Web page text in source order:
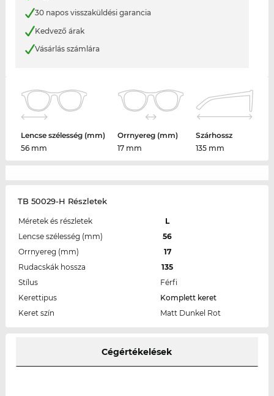
30 napos visszaküldési garancia
Kedvező árak
Vásárlás számlára
Lencse szélesség (mm)
56 mm
Orrnyereg (mm)
17 mm
Szárhossz
135 mm
TB 50029-H Részletek
Méretek és részletek
L
Lencse szélesség (mm)
56
Orrnyereg (mm)
17
Rudacskák hossza
135
Stílus
Férfi
Kerettipus
Komplett keret
Keret szín
Matt Dunkel Rot
Cégértékelések